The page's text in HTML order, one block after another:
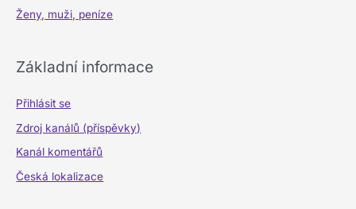
Ženy, muži, peníze
Základní informace
Přihlásit se
Zdroj kanálů (příspěvky)
Kanál komentářů
Česká lokalizace